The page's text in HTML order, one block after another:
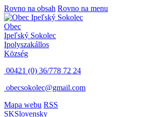
Rovno na obsah Rovno na menu
Obec
Ipeľský Sokolec
Ipolyszakállos
Község
00421 (0) 36/778 72 24
obecsokolec@gmail.com
Mapa webu RSS
SKSlovensky